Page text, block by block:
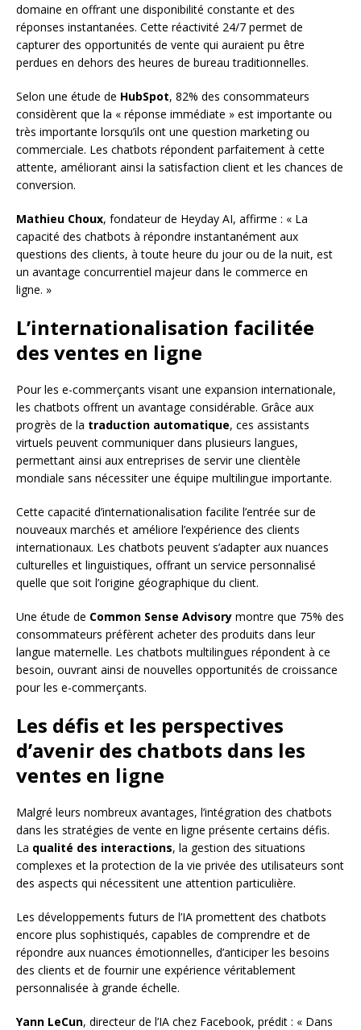
domaine en offrant une disponibilité constante et des
réponses instantanées. Cette réactivité 24/7 permet de
capturer des opportunités de vente qui auraient pu être
perdues en dehors des heures de bureau traditionnelles.
Selon une étude de HubSpot, 82% des consommateurs
considèrent que la « réponse immédiate » est importante ou
très importante lorsqu’ils ont une question marketing ou
commerciale. Les chatbots répondent parfaitement à cette
attente, améliorant ainsi la satisfaction client et les chances de
conversion.
Mathieu Choux, fondateur de Heyday AI, affirme : « La
capacité des chatbots à répondre instantanément aux
questions des clients, à toute heure du jour ou de la nuit, est
un avantage concurrentiel majeur dans le commerce en
ligne. »
L’internationalisation facilitée
des ventes en ligne
Pour les e-commerçants visant une expansion internationale,
les chatbots offrent un avantage considérable. Grâce aux
progrès de la traduction automatique, ces assistants
virtuels peuvent communiquer dans plusieurs langues,
permettant ainsi aux entreprises de servir une clientèle
mondiale sans nécessiter une équipe multilingue importante.
Cette capacité d’internationalisation facilite l’entrée sur de
nouveaux marchés et améliore l’expérience des clients
internationaux. Les chatbots peuvent s’adapter aux nuances
culturelles et linguistiques, offrant un service personnalisé
quelle que soit l’origine géographique du client.
Une étude de Common Sense Advisory montre que 75% des
consommateurs préfèrent acheter des produits dans leur
langue maternelle. Les chatbots multilingues répondent à ce
besoin, ouvrant ainsi de nouvelles opportunités de croissance
pour les e-commerçants.
Les défis et les perspectives
d’avenir des chatbots dans les
ventes en ligne
Malgré leurs nombreux avantages, l’intégration des chatbots
dans les stratégies de vente en ligne présente certains défis.
La qualité des interactions, la gestion des situations
complexes et la protection de la vie privée des utilisateurs sont
des aspects qui nécessitent une attention particulière.
Les développements futurs de l’IA promettent des chatbots
encore plus sophistiqués, capables de comprendre et de
répondre aux nuances émotionnelles, d’anticiper les besoins
des clients et de fournir une expérience véritablement
personnalisée à grande échelle.
Yann LeCun, directeur de l’IA chez Facebook, prédit : « Dans